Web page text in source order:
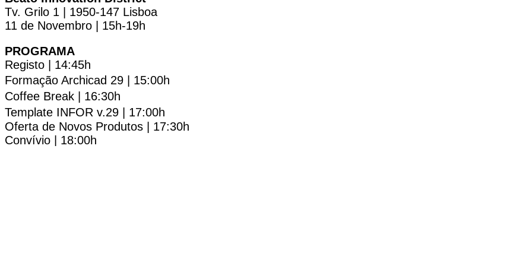
Tv. Grilo 1 | 1950-147 Lisboa
11 de Novembro | 15h-19h
PROGRAMA
Registo | 14:45h
Formação Archicad 29 | 15:00h
Coffee Break | 16:30h
Template INFOR v.29 | 17:00h
Oferta de Novos Produtos | 17:30h
Convívio | 18:00h